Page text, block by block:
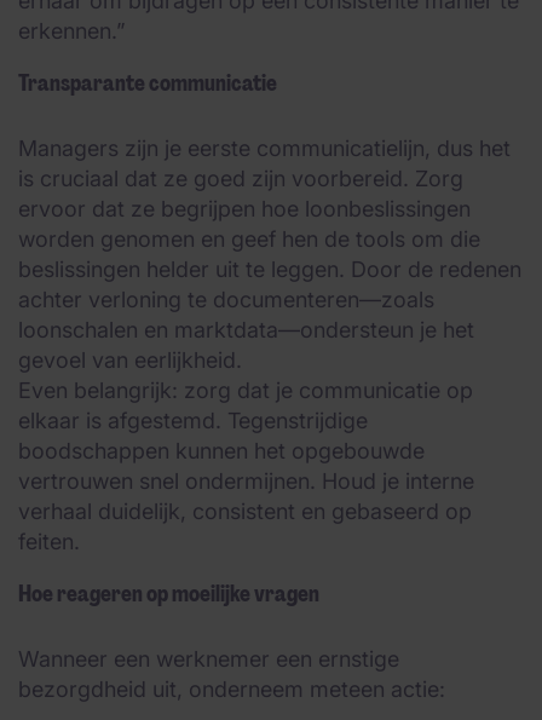
erkennen.”
Transparante communicatie
Managers zijn je eerste communicatielijn, dus het
is cruciaal dat ze goed zijn voorbereid. Zorg
ervoor dat ze begrijpen hoe loonbeslissingen
worden genomen en geef hen de tools om die
beslissingen helder uit te leggen. Door de redenen
achter verloning te documenteren—zoals
loonschalen en marktdata—ondersteun je het
gevoel van eerlijkheid.
Even belangrijk: zorg dat je communicatie op
elkaar is afgestemd. Tegenstrijdige
boodschappen kunnen het opgebouwde
vertrouwen snel ondermijnen. Houd je interne
verhaal duidelijk, consistent en gebaseerd op
feiten.
Hoe reageren op moeilijke vragen
Wanneer een werknemer een ernstige
bezorgdheid uit, onderneem meteen actie: